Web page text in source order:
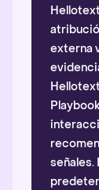
externa
señales.